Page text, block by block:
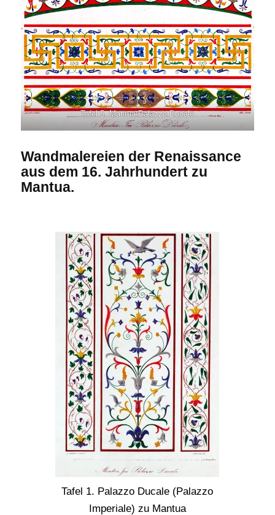
Tafel 5. Mantua Palazzo Ducale
Wandmalereien der Renaissance
aus dem 16. Jahrhundert zu
Mantua.
Tafel 1. Palazzo Ducale (Palazzo
Imperiale) zu Mantua